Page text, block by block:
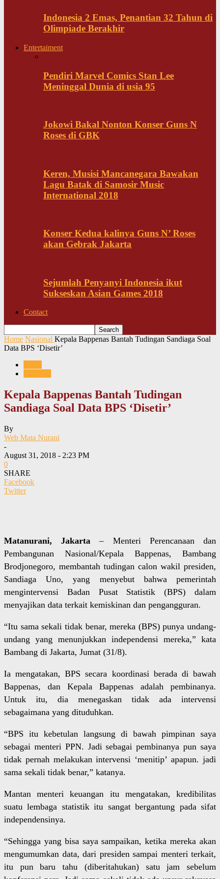
Indonesia 2 Emas, Penantian 32 Tahun di
Olimpiade Berakhir
Entertaiment
Pendiri Marvel Comics Stan Lee
Meninggal Dunia di usia 95
Jokowi Bakal Nonton Konser Guns N
Roses di GBK
Keren, Musisi Mancanegara Bawakan
Lagu Batak di Samosir Music
International 2018
Konser Kedua kalinya Guns N’ Roses
akan Gebrak Jakarta
Sejumlah Penyanyi Indonesia ikut
Sukseskan Asian Games 2018
Contact
Home Nasional Kepala Bappenas Bantah Tudingan Sandiaga Soal
Data BPS ‘Disetir’
Kepala Bappenas Bantah Tudingan
Sandiaga Soal Data BPS ‘Disetir’
By
Web Mata Nurani
-
August 31, 2018 - 2:23 PM
0
SHARE
Facebook
Twitter
Matanurani, Jakarta – Menteri Perencanaan dan
Pembangunan Nasional/Kepala Bappenas, Bambang
Brodjonegoro, membantah tudingan calon wakil presiden,
Sandiaga Uno, yang menyebut bahwa pemerintah
mengintervensi Badan Pusat Statistik (BPS) dalam
menyajikan data terkait kemiskinan dan pengangguran.
“Itu sama sekali tidak benar, mereka (BPS) punya undang-
undang yang menunjukkan independensi mereka,” kata
Bambang di Jakarta, Jumat (31/8).
Ia mengatakan, BPS secara koordinasi berada di bawah
Bappenas, dan Kepala Bappenas adalah pembinanya.
Untuk itu, dia menegaskan tidak ada intervensi
sebagaimana yang dituduhkan.
“BPS itu kebetulan langsung di bawah pimpinan saya
sebagai menteri PPN. Jadi sebagai pembinanya pun saya
tidak pernah melakukan intervensi ‘menitip’ apapun. jadi
sama sekali tidak benar,” katanya.
Mantan menteri keuangan itu mengatakan, kredibilitas
suatu lembaga statistik itu sangat bergantung pada sifat
independensinya.
“Sehingga yang bisa saya sampaikan, ketika mereka akan
mengumumkan data, dari presiden sampai menteri terkait,
itu pun baru tahu (diberitahukan) satu jam sebelum